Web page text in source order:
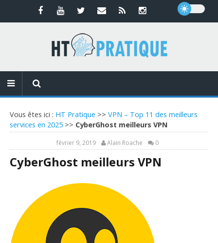
Vous êtes ici : HT Pratique >> VPN – Top 11 des meilleurs
services en 2025 >> CyberGhost meilleurs VPN
février 9, 2019 Alain Roache 0
CyberGhost meilleurs VPN